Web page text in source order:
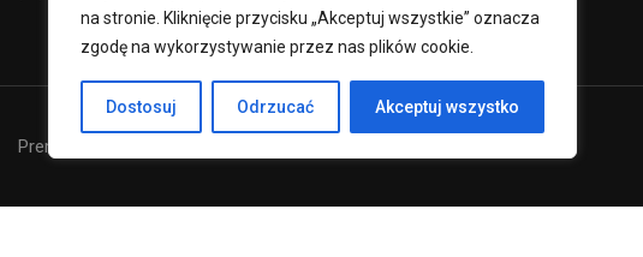
na stronie. Kliknięcie przycisku „Akceptuj wszystkie” oznacza
zgodę na wykorzystywanie przez nas plików cookie.
Dostosuj Odrzucać Akceptuj wszystko
Premium LMS & Online Education WordPress Theme